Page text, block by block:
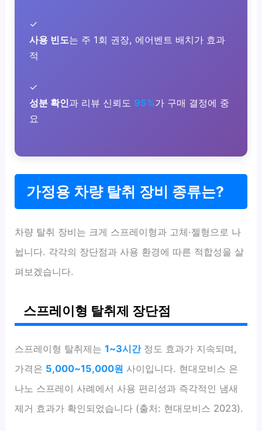
✓
사용 빈도는 주 1회 권장, 에어벤트 배치가 효과
적
✓
성분 확인과 리뷰 신뢰도 95%가 구매 결정에 중
요
가정용 차량 탈취 장비 종류는?
차량 탈취 장비는 크게 스프레이형과 고체·젤형으로 나
뉩니다. 각각의 장단점과 사용 환경에 따른 적합성을 살
펴보겠습니다.
스프레이형 탈취제 장단점
스프레이형 탈취제는1~3시간정도 효과가 지속되며,
가격은 5,000~15,000원 사이입니다. 현대모비스 은
나노 스프레이 사례에서 사용 편리성과 즉각적인 냄새
제거 효과가 확인되었습니다 (출처: 현대모비스 2023).